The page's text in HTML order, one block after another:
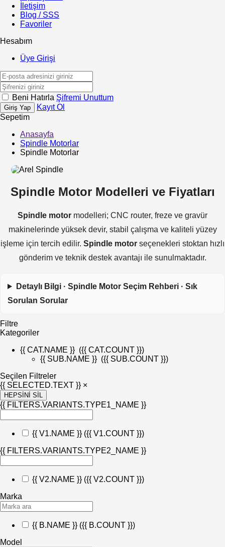
İletişim
Blog / SSS
Favoriler
Hesabım
Üye Girişi
Beni Hatırla Şifremi Unuttum
Giriş Yap
Kayıt Ol
Sepetim
Anasayfa
Spindle Motorlar
Spindle Motorlar
Spindle Motor Modelleri ve Fiyatları
Spindle motor modelleri; CNC router, freze ve gravür
makinelerinde yüksek devir, stabil çalışma ve kaliteli yüzey
işleme için tercih edilir. Spindle motor seçenekleri stoktan hızlı
gönderim ve teknik destek avantajı ile sunulmaktadır.
Detaylı Bilgi · Spindle Motor Seçim Rehberi · Sık
Sorulan Sorular
Filtre
Kategoriler
{{ CAT.NAME }} ({{ CAT.COUNT }})
{{ SUB.NAME }} ({{ SUB.COUNT }})
Seçilen Filtreler
{{ SELECTED.TEXT }} ×
HEPSİNİ SİL
{{ FILTERS.VARIANTS.TYPE1_NAME }}
{{ V1.NAME }} ({{ V1.COUNT }})
{{ FILTERS.VARIANTS.TYPE2_NAME }}
{{ V2.NAME }} ({{ V2.COUNT }})
Marka
{{ B.NAME }} ({{ B.COUNT }})
Model